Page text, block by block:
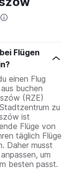
Flügen
einen Flug
buchen
(RZE)
zu
ist
Flüge von
täglich Flüge
Daher musst
um
besten passt.